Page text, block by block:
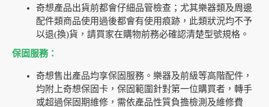
奇想產品出貨前都會仔細品管檢查；尤其樂器類及周邊
配件類商品使用過後都會有使用痕跡，此類狀況均不予
以退(換)貨，請買家在購物前務必確認清楚型號規格。
保固服務：
奇想售出產品均享保固服務。樂器及前級等高階配件，
均附上奇想保固卡，保固範圍針對第一位購買者，轉手
或超過保固期維修，需依產品性質負擔檢測及維修費